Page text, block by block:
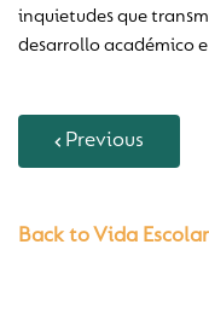
inquietudes que
desarrollo académico
Previous
Back to Vida Escolar